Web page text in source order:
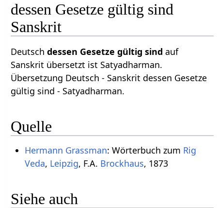
dessen Gesetze gültig sind
Sanskrit
Deutschdessen Gesetze gültig sindauf
Sanskrit übersetzt ist Satyadharman.
Übersetzung Deutsch - Sanskrit dessen Gesetze
gültig sind - Satyadharman.
Quelle
Hermann Grassman: Wörterbuch zum Rig
Veda, Leipzig, F.A. Brockhaus, 1873
Siehe auch